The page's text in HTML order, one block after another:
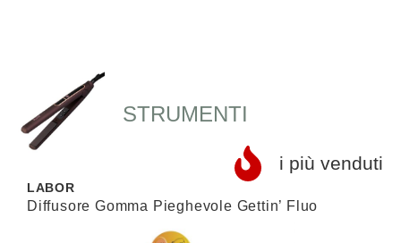
STRUMENTI
i più venduti
LABOR
Diffusore Gomma Pieghevole Gettin’ Fluo